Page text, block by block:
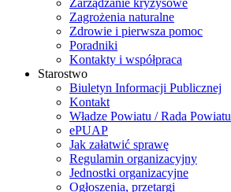
Zagrożenia naturalne
Zdrowie i pierwsza pomoc
Poradniki
Kontakty i współpraca
Starostwo
Biuletyn Informacji Publicznej
Kontakt
Władze Powiatu / Rada Powiatu
ePUAP
Jak załatwić sprawę
Regulamin organizacyjny
Jednostki organizacyjne
Ogłoszenia, przetargi